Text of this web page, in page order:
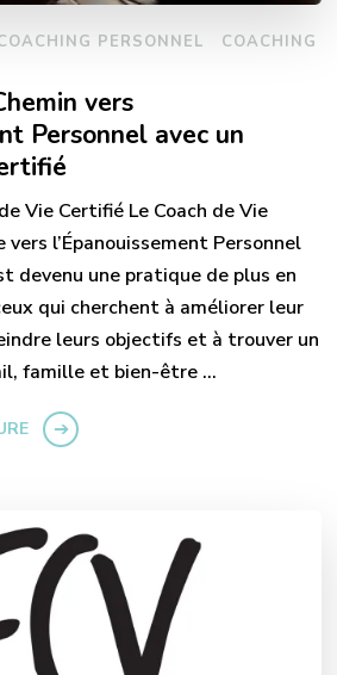
PERSONNEL
COACHING
vers
Personnel avec un
Vie Certifié Le Coach de Vie
l’Épanouissement Personnel
devenu une pratique de plus en
qui cherchent à améliorer leur
leurs objectifs et à trouver un
famille et bien-être …